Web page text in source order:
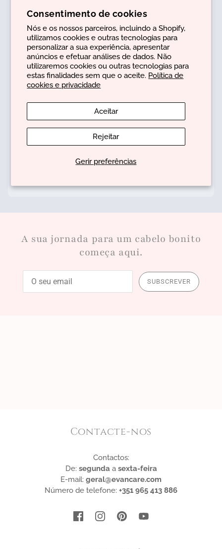
Consentimento de cookies
Nós e os nossos parceiros, incluindo a Shopify,
utilizamos cookies e outras tecnologias para
personalizar a sua experiência, apresentar
anúncios e efetuar análises de dados. Não
utilizaremos cookies ou outras tecnologias para
estas finalidades sem que o aceite. Política de
cookies e privacidade
Gerir preferências
Aceitar
Rejeitar
Color Repair Shampoo
A sua jornada para um cabelo bonito
começa aqui.
SUBSCREVER
Contacte-nos
Contactos:
De: segunda a sexta-feira
E-mail: geral@evancare.com
Número de telefone: +351 965 413 886